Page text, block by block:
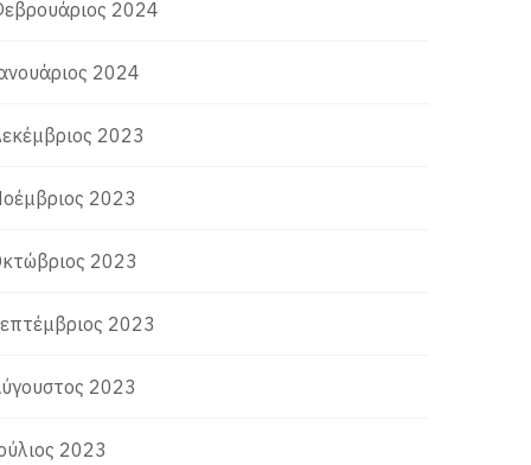
2024
2024
2023
2023
2023
2023
2023
2023